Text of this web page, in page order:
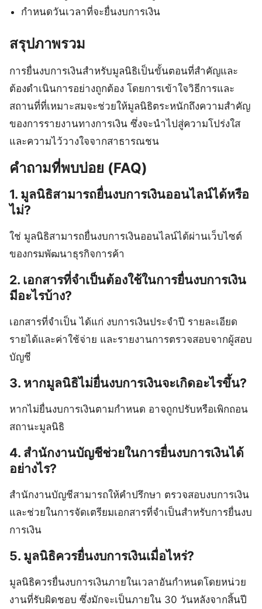
กำหนดวันเวลาที่จะยื่นงบการเงิน
สรุปภาพรวม
การยื่นงบการเงินสำหรับมูลนิธิเป็นขั้นตอนที่สำคัญและ
ต้องดำเนินการอย่างถูกต้อง โดยการเข้าใจวิธีการและ
สถานที่ที่เหมาะสมจะช่วยให้มูลนิธิตระหนักถึงความสำคัญ
ของการรายงานทางการเงิน ซึ่งจะนำไปสู่ความโปร่งใส
และความไว้วางใจจากสาธารณชน
คำถามที่พบบ่อย (FAQ)
1. มูลนิธิสามารถยื่นงบการเงินออนไลน์ได้หรือ
ไม่?
ใช่ มูลนิธิสามารถยื่นงบการเงินออนไลน์ได้ผ่านเว็บไซต์
ของกรมพัฒนาธุรกิจการค้า
2. เอกสารที่จำเป็นต้องใช้ในการยื่นงบการเงิน
มีอะไรบ้าง?
เอกสารที่จำเป็น ได้แก่ งบการเงินประจำปี รายละเอียด
รายได้และค่าใช้จ่าย และรายงานการตรวจสอบจากผู้สอบ
บัญชี
3. หากมูลนิธิไม่ยื่นงบการเงินจะเกิดอะไรขึ้น?
หากไม่ยื่นงบการเงินตามกำหนด อาจถูกปรับหรือเพิกถอน
สถานะมูลนิธิ
4. สำนักงานบัญชีช่วยในการยื่นงบการเงินได้
อย่างไร?
สำนักงานบัญชีสามารถให้คำปรึกษา ตรวจสอบงบการเงิน
และช่วยในการจัดเตรียมเอกสารที่จำเป็นสำหรับการยื่นงบ
การเงิน
5. มูลนิธิควรยื่นงบการเงินเมื่อไหร่?
มูลนิธิควรยื่นงบการเงินภายในเวลาอันกำหนดโดยหน่วย
งานที่รับผิดชอบ ซึ่งมักจะเป็นภายใน 30 วันหลังจากสิ้นปี